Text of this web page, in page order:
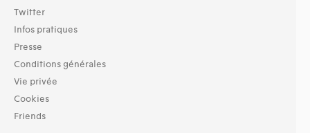
Twitter
Infos pratiques
Presse
Conditions générales
Vie privée
Cookies
Friends